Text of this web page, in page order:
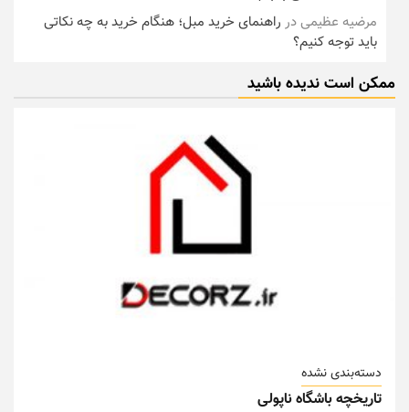
مرضیه عظیمیدر راهنمای خرید مبل؛ هنگام خرید به چه نکاتی
باید توجه کنیم؟
ممکن است ندیده باشید
دسته‌بندی نشده
تاریخچه باشگاه ناپولی